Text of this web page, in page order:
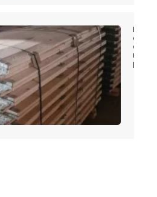
Les
des